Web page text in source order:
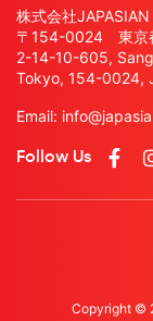
株式会社
〒154-0024 東京
2-14-10-605,
Tokyo, 154-0024,
Email:
Follow Us
Copyright ©